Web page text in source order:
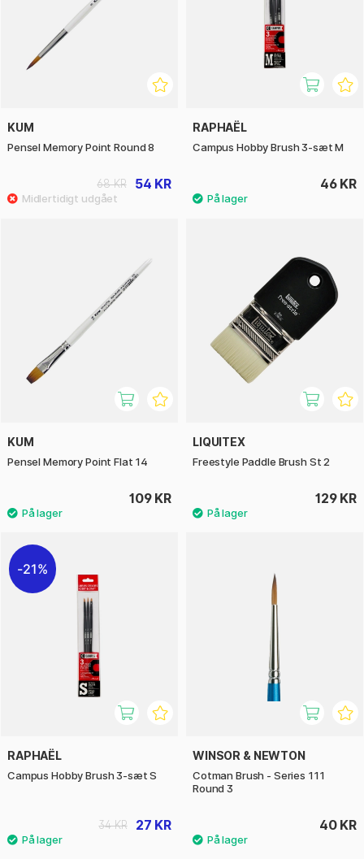
KUM
Pensel Memory Point Round 8
54 KR
68 KR
RAPHAËL
Campus Hobby Brush 3-sæt M
46 KR
KUM
Pensel Memory Point Flat 14
109 KR
LIQUITEX
Freestyle Paddle Brush St 2
129 KR
21%
RAPHAËL
Campus Hobby Brush 3-sæt S
27 KR
34 KR
WINSOR & NEWTON
Cotman Brush - Series 111
Round 3
40 KR